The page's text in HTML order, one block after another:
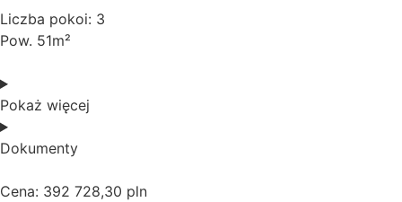
Liczba pokoi: 3
Pow. 51m²
Pokaż więcej
Dokumenty
Cena: 392 728,30 pln